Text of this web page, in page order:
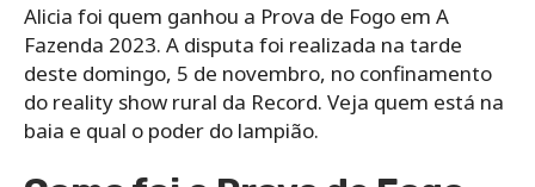
Alicia foi quem ganhou a Prova de Fogo em A
Fazenda 2023. A disputa foi realizada na tarde
deste domingo, 5 de novembro, no confinamento
do reality show rural da Record. Veja quem está na
baia e qual o poder do lampião.